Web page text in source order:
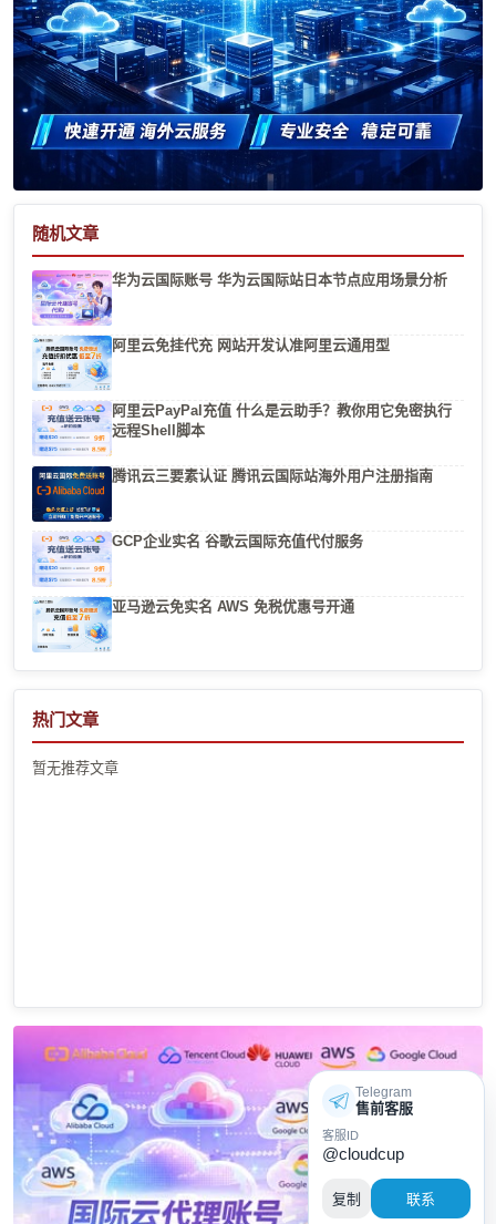
随机文章
华为云国际账号 华为云国际站日本节点应用场景分析
阿里云免挂代充 网站开发认准阿里云通用型
阿里云PayPal充值 什么是云助手？教你用它免密执行
远程Shell脚本
腾讯云三要素认证 腾讯云国际站海外用户注册指南
GCP企业实名 谷歌云国际充值代付服务
亚马逊云免实名 AWS 免税优惠号开通
热门文章
暂无推荐文章
Telegram
售前客服
客服ID
@cloudcup
复制 联系